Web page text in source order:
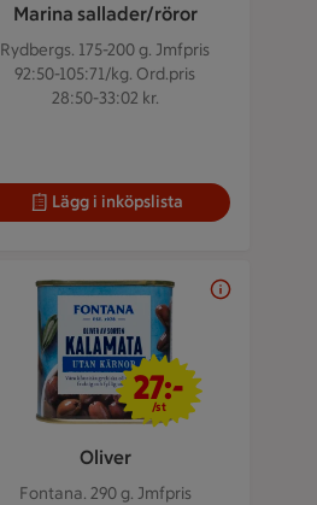
Marina sallader/röror
Rydbergs. 175-200 g. Jmfpris
92:50-105:71/kg. Ord.pris
28:50-33:02 kr.
Lägg i inköpslista
Oliver
Fontana. 290 g. Jmfpris
27 kr/st
27:-
/st